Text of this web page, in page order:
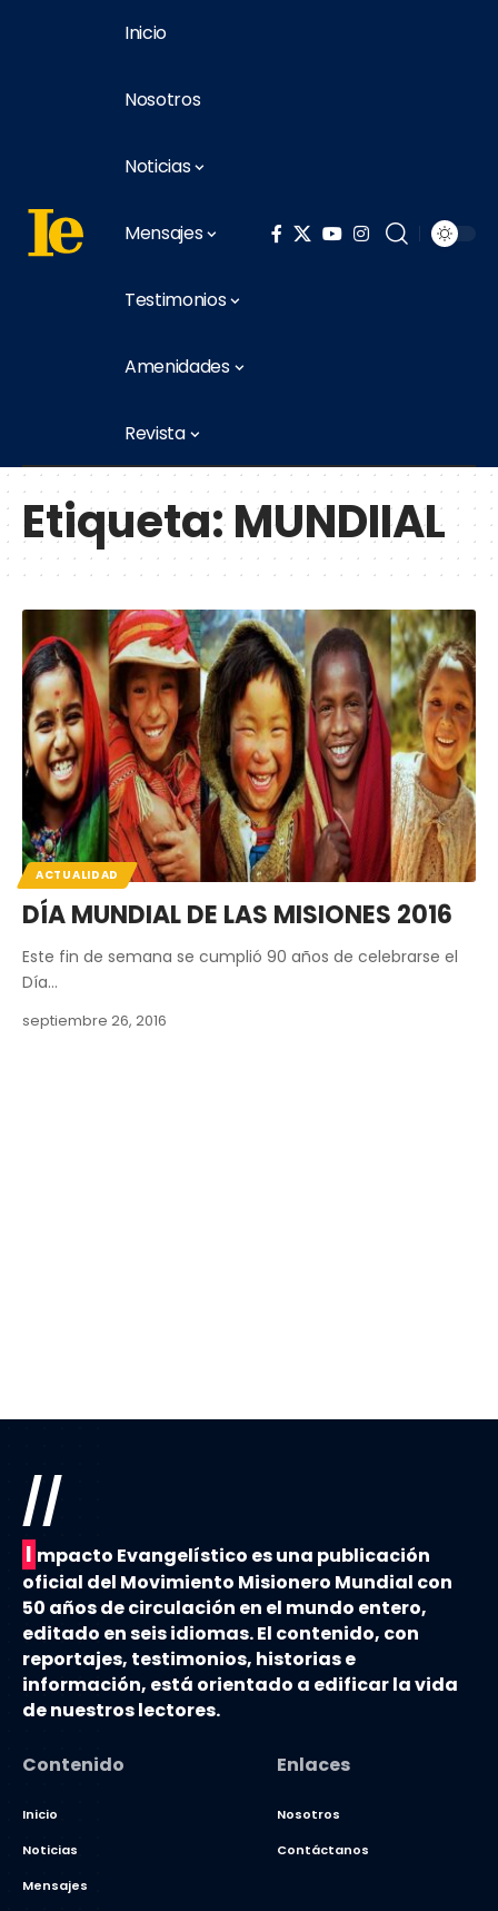
Inicio
Nosotros
Noticias
Mensajes
Testimonios
Amenidades
Revista
Etiqueta:MUNDIIAL
ACTUALIDAD
DÍA MUNDIAL DE LAS MISIONES 2016
Este fin de semana se cumplió 90 años de celebrarse el
Día…
septiembre 26, 2016
//
I mpacto Evangelístico es una publicación
oficial del Movimiento Misionero Mundial con
50 años de circulación en el mundo entero,
editado en seis idiomas. El contenido, con
reportajes, testimonios, historias e
información, está orientado a edificar la vida
de nuestros lectores.
Contenido
Inicio
Noticias
Mensajes
Enlaces
Nosotros
Contáctanos